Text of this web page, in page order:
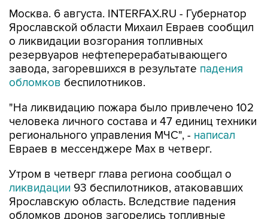
о ликвидации возгорания топливных
резервуаров нефтеперерабатывающего
завода, загоревшихся в результатепадения
обломковбеспилотников.
"На ликвидацию пожара было привлечено 102
регионального управления МЧС", -написал
Евраев в мессенджере Мах в четверг.
Утром в четверг глава региона сообщал о
Ярославскую область. Вследствие падения
обломков дронов загорелись топливные
резервуары нефтеперерабатывающего